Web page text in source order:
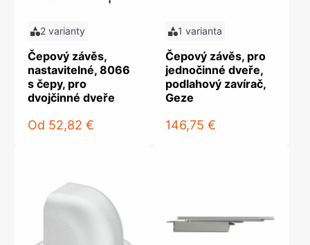
2 varianty
Čepový závěs,
nastavitelné, 8066
s čepy, pro
dvojčinné dveře
Od 52,82 €
1 varianta
Čepový závěs, pro
jednočinné dveře,
podlahový zavírač,
Geze
146,75 €